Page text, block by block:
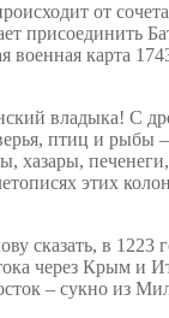
от
присоединить
военная карта
владыка! С
птиц и рыбы
хазары,
этих
сказать, в 1223
через Крым и
– сукно из